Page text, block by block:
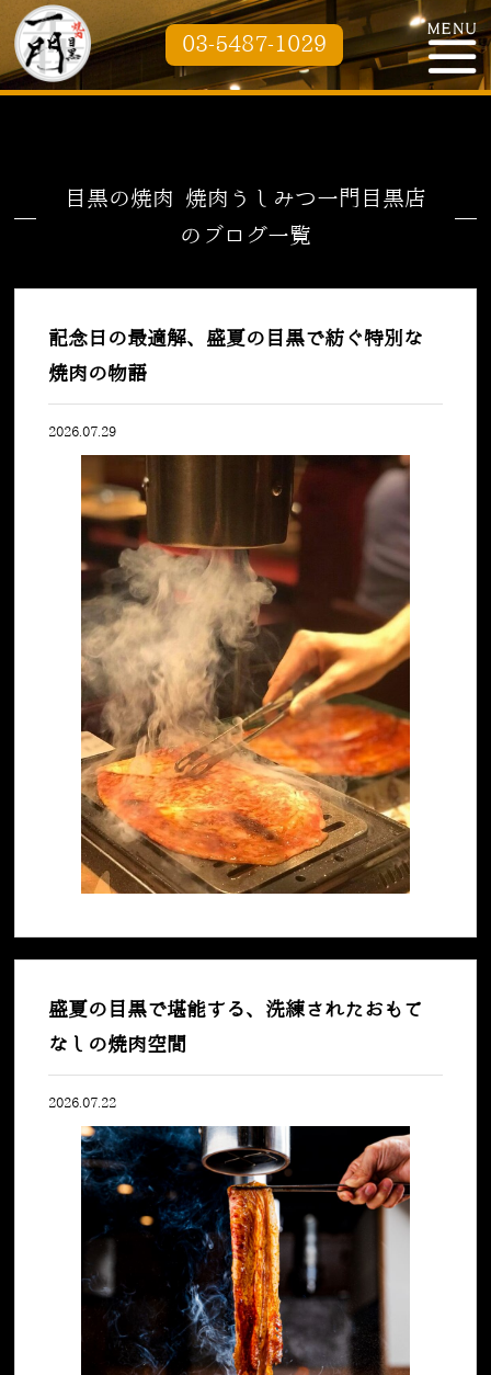
03-5487-1029
目黒の焼肉 焼肉うしみつ一門目黒店
のブログ一覧
記念日の最適解、盛夏の目黒で紡ぐ特別な
焼肉の物語
2026.07.29
盛夏の目黒で堪能する、洗練されたおもて
なしの焼肉空間
2026.07.22